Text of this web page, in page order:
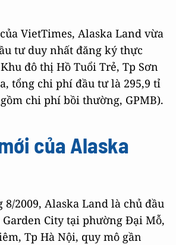
VietTimes, Alaska Land vừa
tư duy nhất đăng ký thực
đô thị Hồ Tuổi Trẻ, Tp Sơn
tổng chi phí đầu tư là 295,9 tỉ
chi phí bồi thường, GPMB).
của Alaska
2009, Alaska Land là chủ đầu
City tại phường Đại Mỗ,
Tp Hà Nội, quy mô gần